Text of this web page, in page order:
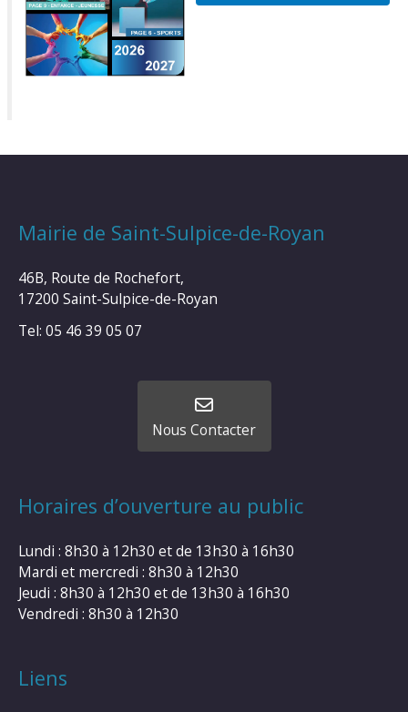
Mairie de Saint-Sulpice-de-Royan
46B, Route de Rochefort,
17200 Saint-Sulpice-de-Royan
Tel: 05 46 39 05 07
Nous Contacter
Horaires d’ouverture au public
Lundi : 8h30 à 12h30 et de 13h30 à 16h30
Mardi et mercredi : 8h30 à 12h30
Jeudi : 8h30 à 12h30 et de 13h30 à 16h30
Vendredi : 8h30 à 12h30
Liens